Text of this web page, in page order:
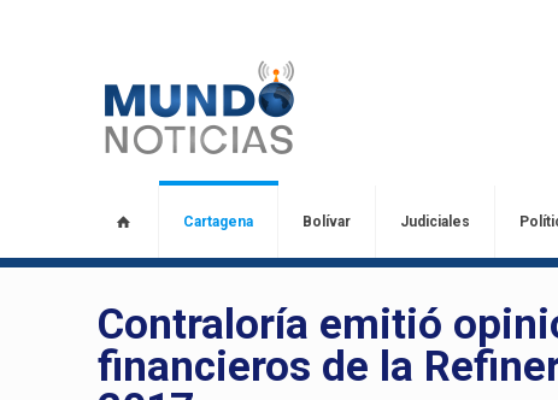
Cartagena Bolívar Judiciales
Contraloría emitió
financieros de la